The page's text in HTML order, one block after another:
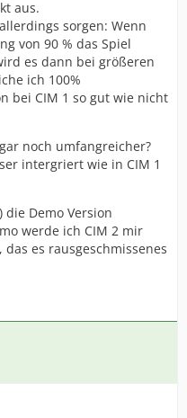
aus.
sorgen: Wenn
von 90 % das Spiel
es dann bei größeren
ich 100%
bei CIM 1 so gut wie nicht
noch umfangreicher?
intergriert wie in CIM 1
Demo Version
werde ich CIM 2 mir
es rausgeschmissenes